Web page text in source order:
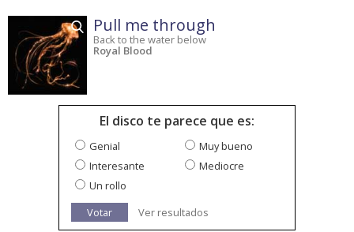
Pull me through
Back to the water below
Royal Blood
El disco te parece que es:
Genial
Muy bueno
Interesante
Mediocre
Un rollo
Votar
Ver resultados